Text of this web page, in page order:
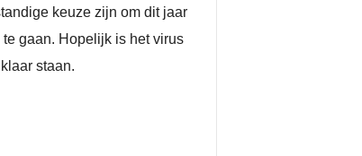
keuze zijn om dit jaar
gaan. Hopelijk is het virus
staan.